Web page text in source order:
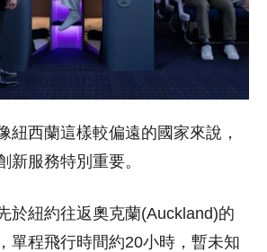
紐西蘭這樣較偏遠的國家來說，
新服務特別重要。
於紐約往返奧克蘭(Auckland)的
單程飛行時間約20小時，暫未知